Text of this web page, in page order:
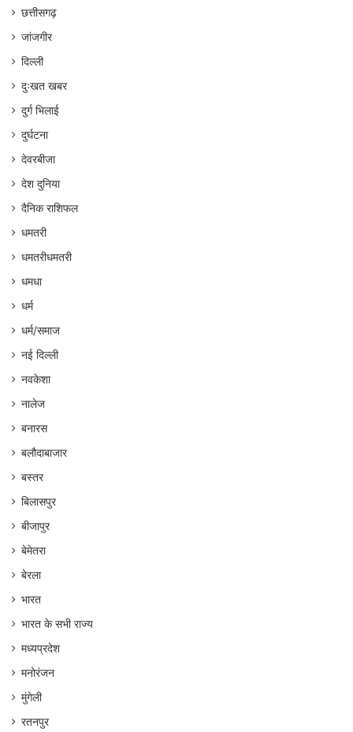
छत्तीसगढ़
जांजगीर
दिल्ली
दुःखत खबर
दुर्ग भिलाई
दुर्घटना
देवरबीजा
देश दुनिया
दैनिक राशिफल
धमतरी
धमतरीधमतरी
धमधा
धर्म
धर्म/समाज
नई दिल्ली
नवकेशा
नालेज
बनारस
बलौदाबाजार
बस्तर
बिलासपुर
बीजापुर
बेमेतरा
बेरला
भारत
भारत के सभी राज्य
मध्यप्रदेश
मनोरंजन
मुंगेली
रतनपुर